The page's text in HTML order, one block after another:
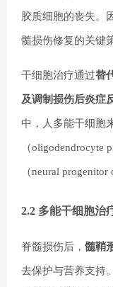
胶质细胞的丧失。
髓损伤修复的关键
干细胞治疗通过替
及调制损伤后炎症
中，人多能干细胞
（oligodendrocyte
（neural
2.2 多能干细胞治
脊髓损伤后， 髓鞘
去保护与营养支持